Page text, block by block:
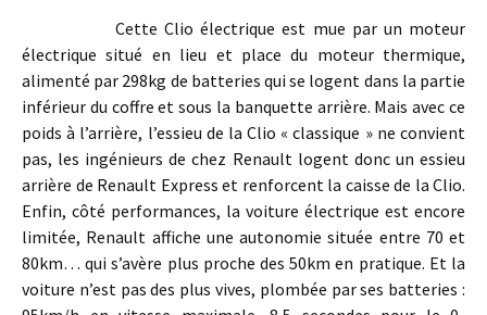
Cette Clio électrique est mue par un moteur
électrique situé en lieu et place du moteur thermique,
alimenté par 298kg de batteries qui se logent dans la partie
inférieur du coffre et sous la banquette arrière. Mais avec ce
poids à l’arrière, l’essieu de la Clio « classique » ne convient
pas, les ingénieurs de chez Renault logent donc un essieu
arrière de Renault Express et renforcent la caisse de la Clio.
Enfin, côté performances, la voiture électrique est encore
limitée, Renault affiche une autonomie située entre 70 et
80km… qui s’avère plus proche des 50km en pratique. Et la
voiture n’est pas des plus vives, plombée par ses batteries :